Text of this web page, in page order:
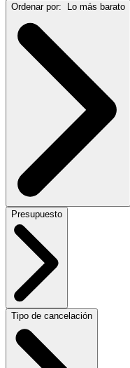
Ordenar por:
Lo más barato
Presupuesto
Tipo de cancelación